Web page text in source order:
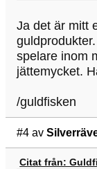
Ja det är mitt
spelare inom
jättemycket.
/guldfisken
#4 av
Citat från: